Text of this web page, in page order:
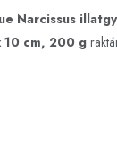
Narcissus
10 cm, 200 g